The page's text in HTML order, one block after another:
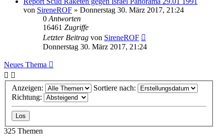
von SireneROF » Donnerstag 30. März 2017, 21:24
0 Antworten
16461 Zugriffe
Letzter Beitrag von SireneROF
Donnerstag 30. März 2017, 21:24
Neues Thema
Anzeigen:
Sortiere nach:
Richtung:
325 Themen